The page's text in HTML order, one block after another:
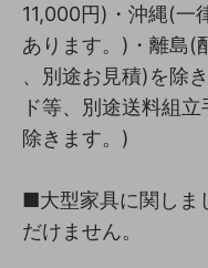
11,000円)・沖縄(一
あります。)・離島(
、別途お見積)を除
ド等、別途送料組
除きます。)
■大型家具に関しま
だけません。